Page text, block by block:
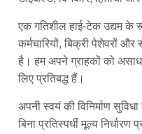
एक गतिशील हाई-टेक उद्यम के
कर्मचारियों, बिक्री पेशेवरों
है। हम अपने ग्राहकों को
लिए प्रतिबद्ध हैं।
अपनी स्वयं की विनिर्माण
बिना प्रतिस्पर्धी मूल्य